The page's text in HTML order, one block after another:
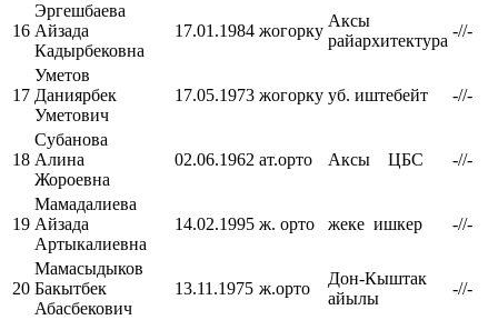
16
Эргешбаева
Айзада
Кадырбековна
17.01.1984 жогорку
Аксы
райархитектура
-//-
17
Уметов
Даниярбек
Уметович
17.05.1973 жогорку уб. иштебейт -//-
18
Субанова
Алина
Жороевна
02.06.1962 ат.орто Аксы ЦБС -//-
19
Мамадалиева
Айзада
Артыкалиевна
14.02.1995 ж. орто жеке ишкер -//-
20
Мамасыдыков
Бакытбек
Абасбекович
13.11.1975 ж.орто
Дон-Кыштак
айылы
-//-